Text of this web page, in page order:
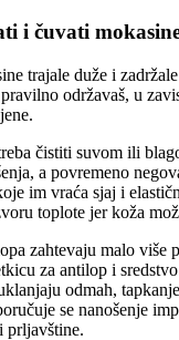
i čuvati
trajale duže i
održavaš, u
čistiti suvom ili
a povremeno
im vraća sjaj i
toplote jer koža
zahtevaju malo više
za antilop i
odmah,
se nanošenje
prljavštine.